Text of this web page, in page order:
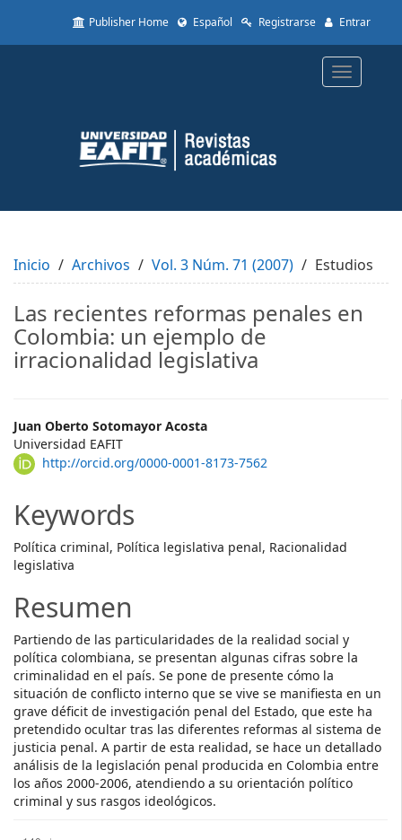
to
Content
Sidebar
Publisher Home Español Registrarse Entrar
Toggle
Inicio Archivos Vol. 3 Núm. 71 (2007) Estudios
Las recientes reformas penales en
Colombia: un ejemplo de
irracionalidad legislativa
Main
Article
Juan Oberto Sotomayor Acosta
Universidad EAFIT
http://orcid.org/0000-0001-8173-7562
Keywords
Política criminal, Política legislativa penal, Racionalidad
legislativa
Resumen
Partiendo de las particularidades de la realidad social y
política colombiana, se presentan algunas cifras sobre la
criminalidad en el país. Se pone de presente cómo la
situación de conflicto interno que se vive se manifiesta en un
grave déficit de investigación penal del Estado, que este ha
pretendido ocultar tras las diferentes reformas al sistema de
justicia penal. A partir de esta realidad, se hace un detallado
análisis de la legislación penal producida en Colombia entre
los años 2000-2006, atendiendo a su orientación político
criminal y sus rasgos ideológicos.